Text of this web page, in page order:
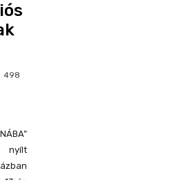
498
nyílt